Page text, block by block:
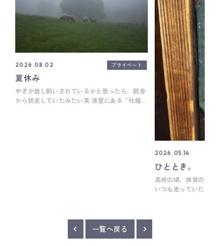
2026.08.02 プライベート
夏休み
やぎが放し飼いされているかと思ったら、厩舎
から脱走していたみたい笑 清里にある「吐龍の
的にすごく良かった。 ぼくも選ぶならコーヒー
牛乳派かも。 最終日は山梨に移動して白州にあ
るキャンプ施設「ベルガ」で川遊び。 白州の天
2026.05.14
ひととき。
高校の頃、体育の時は
いつも走っていたもの
一覧へ戻る